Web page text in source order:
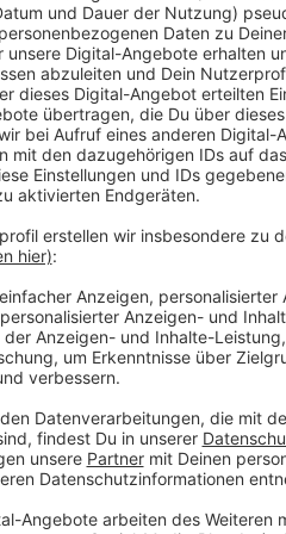
Veröffentlicht:
Anzeige
Auch in Oberkassel gibt
am Eingang zum
der Weihnachtsmarkt
Anzeige
Weitere Infos und
Anzeige
Weihnachtsmarkt in